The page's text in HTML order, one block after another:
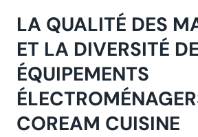
LA QUALITÉ DES
ET LA DIVERSITÉ
ÉQUIPEMENTS
COREAM CUISINE